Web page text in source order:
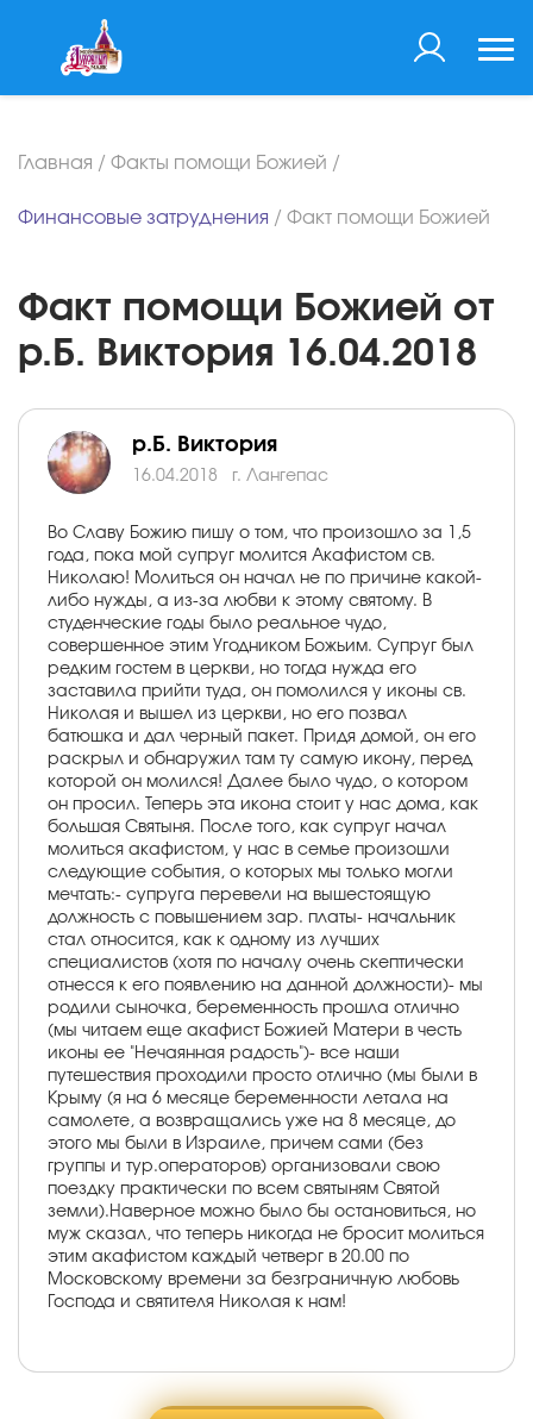
Главная / Факты помощи Божией /
Финансовые затруднения / Факт помощи Божией
Факт помощи Божией от
р.Б. Виктория 16.04.2018
р.Б. Виктория
16.04.2018 г. Лангепас
Во Славу Божию пишу о том, что произошло за 1,5
года, пока мой супруг молится Акафистом св.
Николаю! Молиться он начал не по причине какой-
либо нужды, а из-за любви к этому святому. В
студенческие годы было реальное чудо,
совершенное этим Угодником Божьим. Супруг был
редким гостем в церкви, но тогда нужда его
заставила прийти туда, он помолился у иконы св.
Николая и вышел из церкви, но его позвал
батюшка и дал черный пакет. Придя домой, он его
раскрыл и обнаружил там ту самую икону, перед
которой он молился! Далее было чудо, о котором
он просил. Теперь эта икона стоит у нас дома, как
большая Святыня. После того, как супруг начал
молиться акафистом, у нас в семье произошли
следующие события, о которых мы только могли
мечтать:- супруга перевели на вышестоящую
должность с повышением зар. платы- начальник
стал относится, как к одному из лучших
специалистов (хотя по началу очень скептически
отнесся к его появлению на данной должности)- мы
родили сыночка, беременность прошла отлично
(мы читаем еще акафист Божией Матери в честь
иконы ее "Нечаянная радость")- все наши
путешествия проходили просто отлично (мы были в
Крыму (я на 6 месяце беременности летала на
самолете, а возвращались уже на 8 месяце, до
этого мы были в Израиле, причем сами (без
группы и тур.операторов) организовали свою
поездку практически по всем святыням Святой
земли).Наверное можно было бы остановиться, но
муж сказал, что теперь никогда не бросит молиться
этим акафистом каждый четверг в 20.00 по
Московскому времени за безграничную любовь
Господа и святителя Николая к нам!